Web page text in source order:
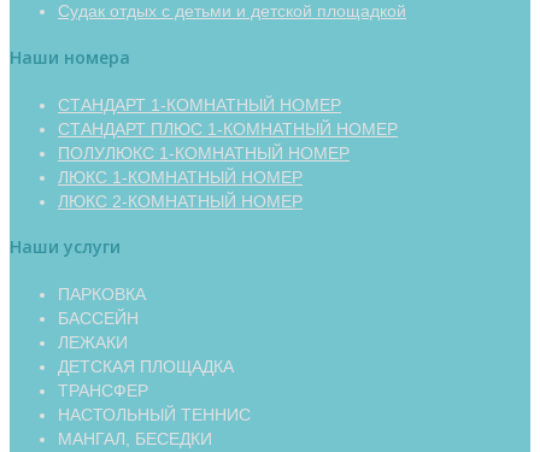
Судак отдых с детьми и детской площадкой
Наши номера
СТАНДАРТ 1-КОМНАТНЫЙ НОМЕР
СТАНДАРТ ПЛЮС 1-КОМНАТНЫЙ НОМЕР
ПОЛУЛЮКС 1-КОМНАТНЫЙ НОМЕР
ЛЮКС 1-КОМНАТНЫЙ НОМЕР
ЛЮКС 2-КОМНАТНЫЙ НОМЕР
Наши услуги
ПАРКОВКА
БАССЕЙН
ЛЕЖАКИ
ДЕТСКАЯ ПЛОЩАДКА
ТРАНСФЕР
НАСТОЛЬНЫЙ ТЕННИС
МАНГАЛ, БЕСЕДКИ